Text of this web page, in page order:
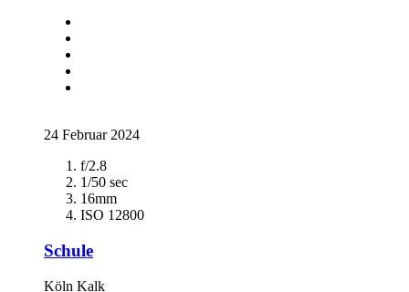
24 Februar 2024
f/2.8
1/50 sec
16mm
ISO 12800
Schule
Köln Kalk